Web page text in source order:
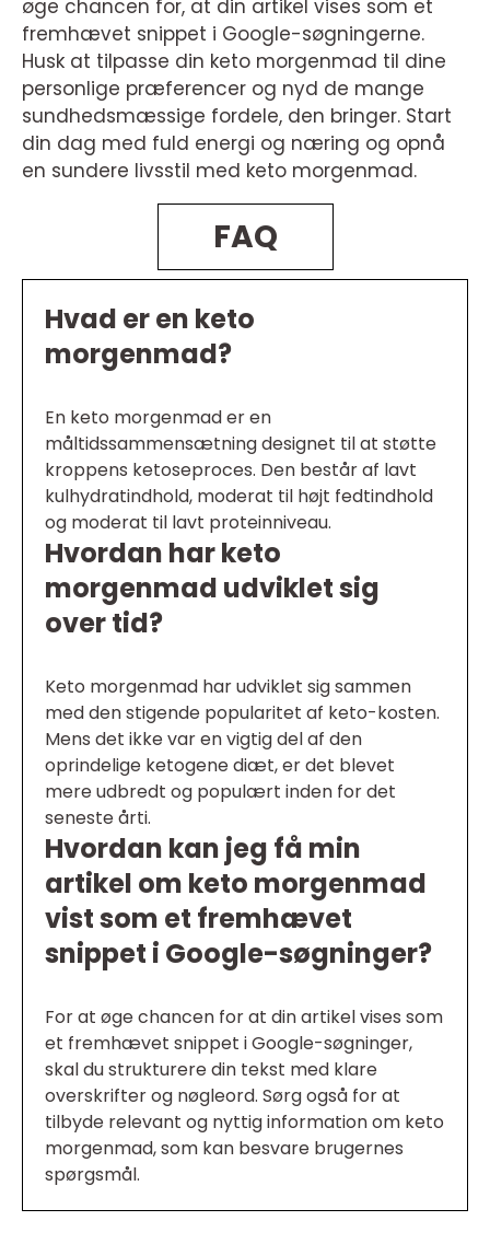
øge chancen for, at din artikel vises som et
fremhævet snippet i Google-søgningerne.
Husk at tilpasse din keto morgenmad til dine
personlige præferencer og nyd de mange
sundhedsmæssige fordele, den bringer. Start
din dag med fuld energi og næring og opnå
en sundere livsstil med keto morgenmad.
FAQ
Hvad er en keto
morgenmad?
En keto morgenmad er en
måltidssammensætning designet til at støtte
kroppens ketoseproces. Den består af lavt
kulhydratindhold, moderat til højt fedtindhold
og moderat til lavt proteinniveau.
Hvordan har keto
morgenmad udviklet sig
over tid?
Keto morgenmad har udviklet sig sammen
med den stigende popularitet af keto-kosten.
Mens det ikke var en vigtig del af den
oprindelige ketogene diæt, er det blevet
mere udbredt og populært inden for det
seneste årti.
Hvordan kan jeg få min
artikel om keto morgenmad
vist som et fremhævet
snippet i Google-søgninger?
For at øge chancen for at din artikel vises som
et fremhævet snippet i Google-søgninger,
skal du strukturere din tekst med klare
overskrifter og nøgleord. Sørg også for at
tilbyde relevant og nyttig information om keto
morgenmad, som kan besvare brugernes
spørgsmål.